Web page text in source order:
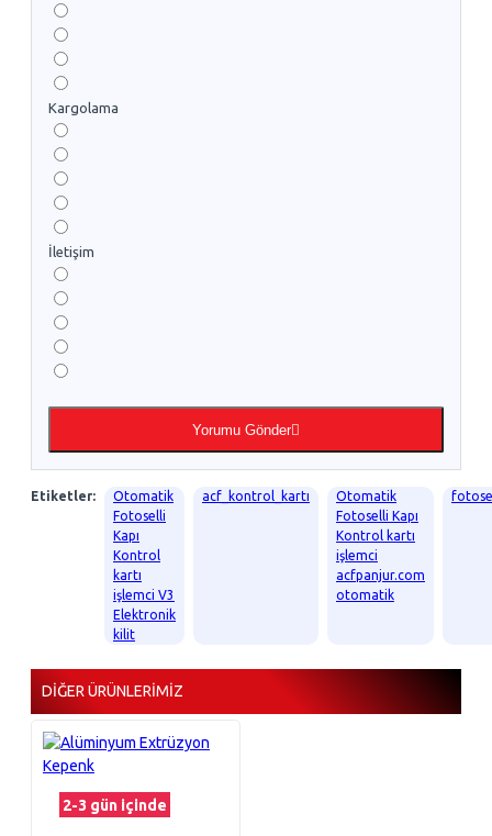
Kargolama
İletişim
Yorumu Gönder
Etiketler:
Otomatik
Fotoselli
Kapı
Kontrol
kartı
işlemci V3
Elektronik
kilit
acf_kontrol_kartı
Otomatik
Fotoselli Kapı
Kontrol kartı
işlemci
acfpanjur.com
otomatik
DIĞER ÜRÜNLERIMIZ
2-3 gün içinde